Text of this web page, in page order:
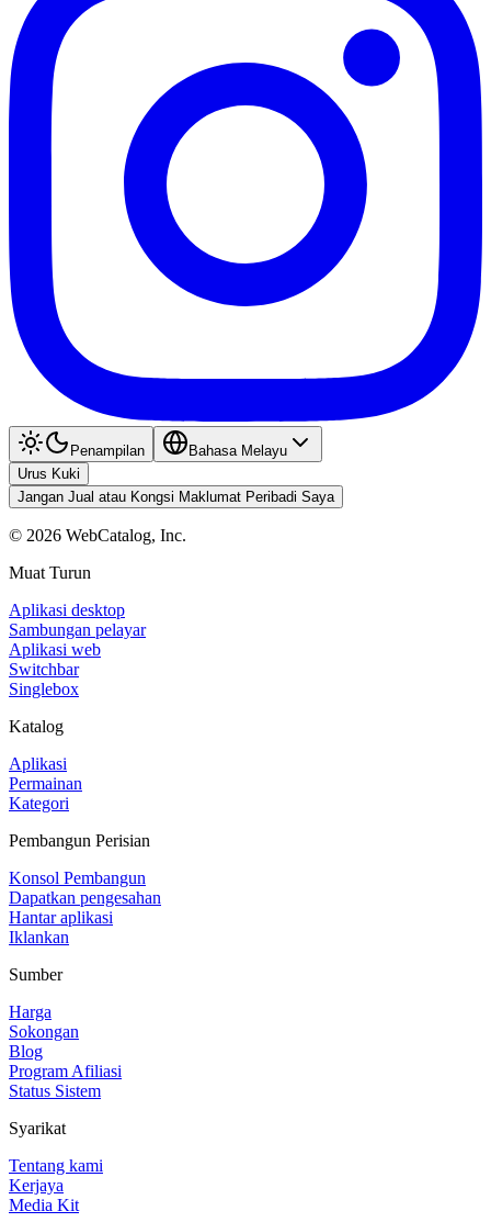
Penampilan
Bahasa Melayu
Urus Kuki
Jangan Jual atau Kongsi Maklumat Peribadi Saya
© 2026 WebCatalog, Inc.
Muat Turun
Aplikasi desktop
Sambungan pelayar
Aplikasi web
Switchbar
Singlebox
Katalog
Aplikasi
Permainan
Kategori
Pembangun Perisian
Konsol Pembangun
Dapatkan pengesahan
Hantar aplikasi
Iklankan
Sumber
Harga
Sokongan
Blog
Program Afiliasi
Status Sistem
Syarikat
Tentang kami
Kerjaya
Media Kit